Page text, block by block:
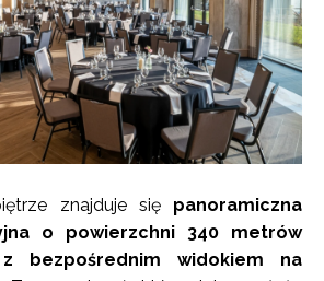
znajduje się panoramiczna
o powierzchni 340 metrów
z bezpośrednim widokiem na